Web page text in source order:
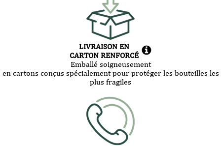
LIVRAISON EN
CARTON RENFORCÉ
Emballé soigneusement
en cartons conçus spécialement pour protéger les bouteilles les
plus fragiles